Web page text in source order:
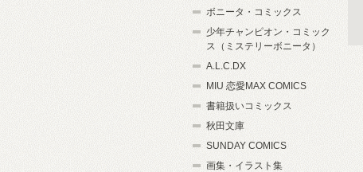
ボニータ・コミックス
少年チャンピオン・コミック
ス（ミステリーボニータ）
A.L.C.DX
MIU 恋愛MAX COMICS
書籍扱いコミックス
秋田文庫
SUNDAY COMICS
画集・イラスト集